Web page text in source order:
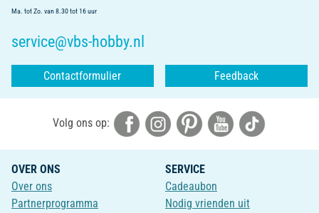
Ma. tot Zo. van 8.30 tot 16 uur
service@vbs-hobby.nl
Contactformulier Feedback
Volg ons op:
OVER ONS
Over ons
Partnerprogramma
SERVICE
Cadeaubon
Nodig vrienden uit